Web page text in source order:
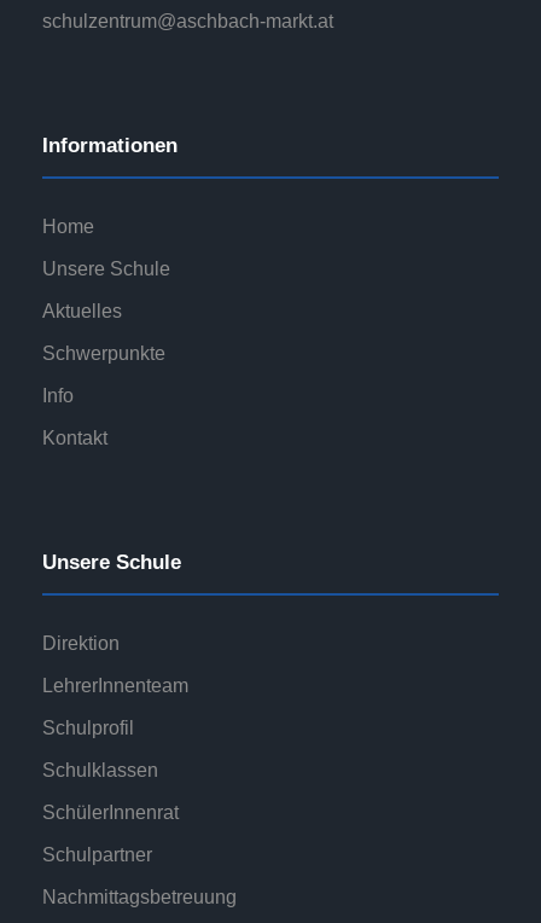
schulzentrum@aschbach-markt.at
Informationen
Home
Unsere Schule
Aktuelles
Schwerpunkte
Info
Kontakt
Unsere Schule
Direktion
LehrerInnenteam
Schulprofil
Schulklassen
SchülerInnenrat
Schulpartner
Nachmittagsbetreuung